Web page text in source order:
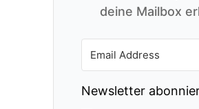
deine Mailbox
Newsletter